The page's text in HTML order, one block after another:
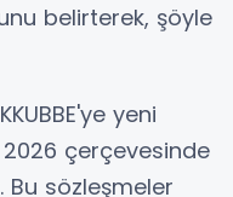
belirterek, şöyle
yeni
2026 çerçevesinde
sözleşmeler